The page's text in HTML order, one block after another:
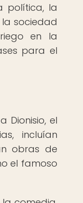
política, la
sociedad
en la
para el
Dionisio, el
incluían
obras de
el famoso